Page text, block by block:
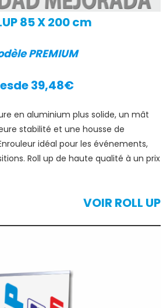
85 X 200 cm
PREMIUM
39,48€
en aluminium plus solide, un mât
stabilité et une housse de
idéal pour les événements,
Roll up de haute qualité à un prix
VOIR ROLL UP